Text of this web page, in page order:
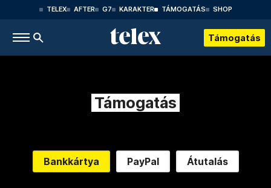
TELEX AFTER G7 KARAKTER TÁMOGATÁS SHOP
Támogatás
Támogatás
Bankkártya PayPal Átutalás